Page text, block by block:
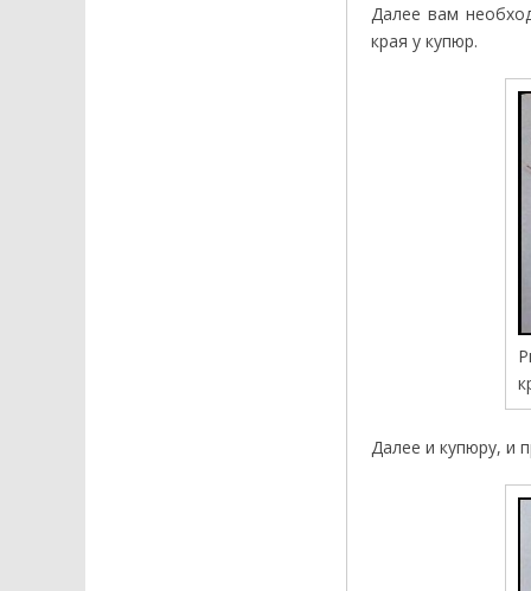
Далее вам
края у купюр.
Далее и купюру, и